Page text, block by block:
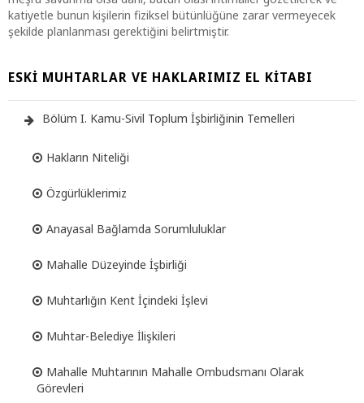
katiyetle bunun kişilerin fiziksel bütünlüğüne zarar vermeyecek
şekilde planlanması gerektiğini belirtmiştir.
ESKI MUHTARLAR VE HAKLARIMIZ EL KITABI
Bölüm I. Kamu-Sivil Toplum İşbirliğinin Temelleri
Hakların Niteliği
Özgürlüklerimiz
Anayasal Bağlamda Sorumluluklar
Mahalle Düzeyinde İşbirliği
Muhtarlığın Kent İçindeki İşlevi
Muhtar-Belediye İlişkileri
Mahalle Muhtarının Mahalle Ombudsmanı Olarak
Görevleri